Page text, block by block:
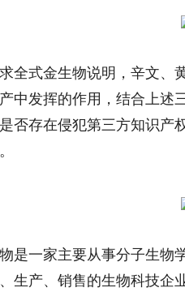
式金生物说明，辛文、
中发挥的作用，结合上述
否存在侵犯第三方知识产
一家主要从事分子生物
生产、销售的生物科技企